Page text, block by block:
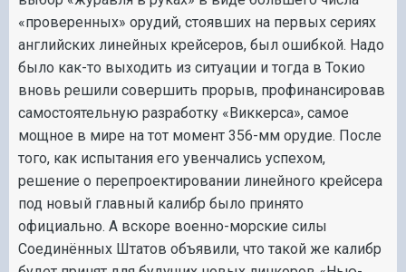
«проверенных» орудий, стоявших на первых сериях
английских линейных крейсеров, был ошибкой. Надо
было как-то выходить из ситуации и тогда в Токио
вновь решили совершить прорыв, профинансировав
самостоятельную разработку «Виккерса», самое
мощное в мире на тот момент 356-мм орудие. После
того, как испытания его увенчались успехом,
решение о перепроектировании линейного крейсера
под новый главный калибр было принято
официально. А вскоре военно-морские силы
Соединённых Штатов объявили, что такой же калибр